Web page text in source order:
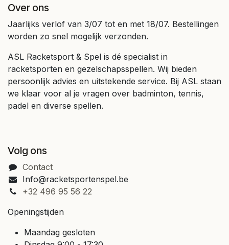
Over ons
Jaarlijks verlof van 3/07 tot en met 18/07. Bestellingen
worden zo snel mogelijk verzonden.
ASL Racketsport & Spel is dé specialist in
racketsporten en gezelschapsspellen. Wij bieden
persoonlijk advies en uitstekende service. Bij ASL staan
we klaar voor al je vragen over badminton, tennis,
padel en diverse spellen.
Volg ons
Contact
Info@racketsportenspel.be
+32 496 95 56 22
Openingstijden
Maandag gesloten